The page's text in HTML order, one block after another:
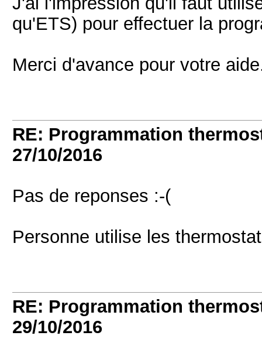
qu'ETS) pour effectuer la
Merci d'avance pour votre
RE: Programmation
27/10/2016
Pas de reponses :-(
Personne utilise les
RE: Programmation
29/10/2016